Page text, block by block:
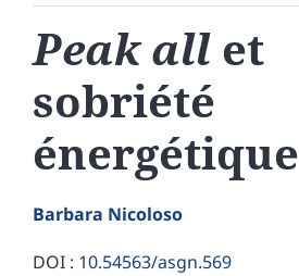
Peak all et
sobriété
énergétique
Barbara Nicoloso
DOI : 10.54563/asgn.569